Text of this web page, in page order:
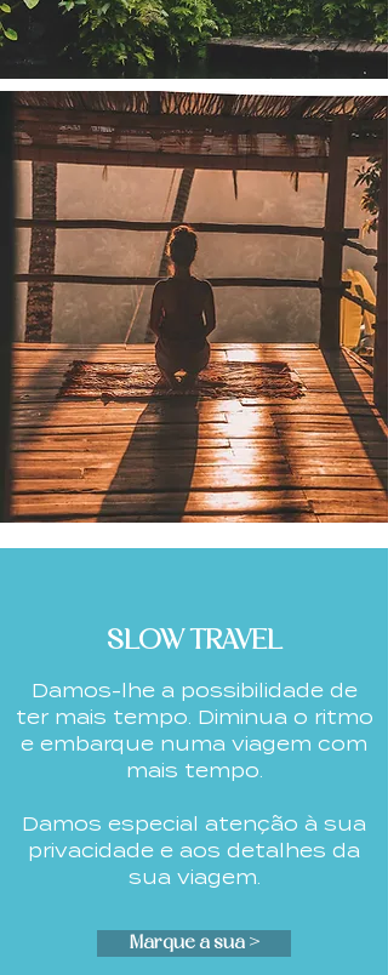
SLOW TRAVEL
Damos-lhe a possibilidade de
ter mais tempo. Diminua o ritmo
e embarque numa viagem com
mais tempo.
Damos especial atenção à sua
privacidade e aos detalhes da
sua viagem.
Marque a sua >